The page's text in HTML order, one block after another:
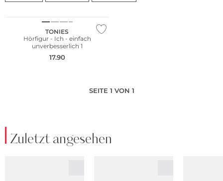
TONIES
Hörfigur - Ich - einfach
unverbesserlich 1
17.90
SEITE 1 VON 1
Zuletzt angesehen